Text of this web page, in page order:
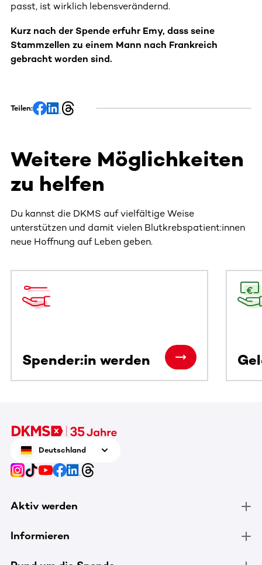
passt, ist wirklich lebensverändernd.
Kurz nach der Spende erfuhr Emy, dass seine
Stammzellen zu einem Mann nach Frankreich
gebracht worden sind.
Teilen:
Weitere Möglichkeiten
zu helfen
Du kannst die DKMS auf vielfältige Weise
unterstützen und damit vielen Blutkrebspatient:innen
neue Hoffnung auf Leben geben.
Spender:in werden
Deutschland
Aktiv werden
Informieren